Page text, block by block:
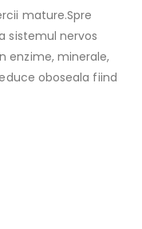
mature.Spre
sistemul nervos
enzime, minerale,
oboseala fiind